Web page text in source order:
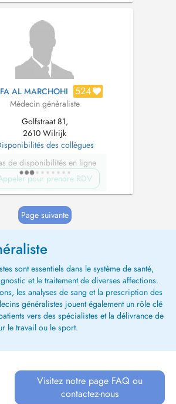
AL MARCHOHI 524
Médecin généraliste
Golfstraat 81,
2610 Wilrijk
des collègues
de disponibilités en ligne
pour prendre RDV
Page suivante
sont essentiels dans le système de santé,
et le traitement de diverses affections.
les analyses de sang et la prescription des
généralistes jouent également un rôle clé
vers des spécialistes et la délivrance de
le travail ou le sport.
Visitez notre page FAQ ou
contactez-nous